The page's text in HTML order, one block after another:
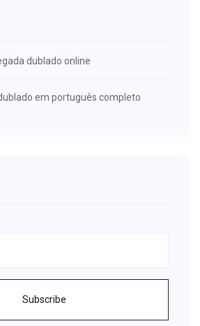
dublado online
em português completo
Subscribe